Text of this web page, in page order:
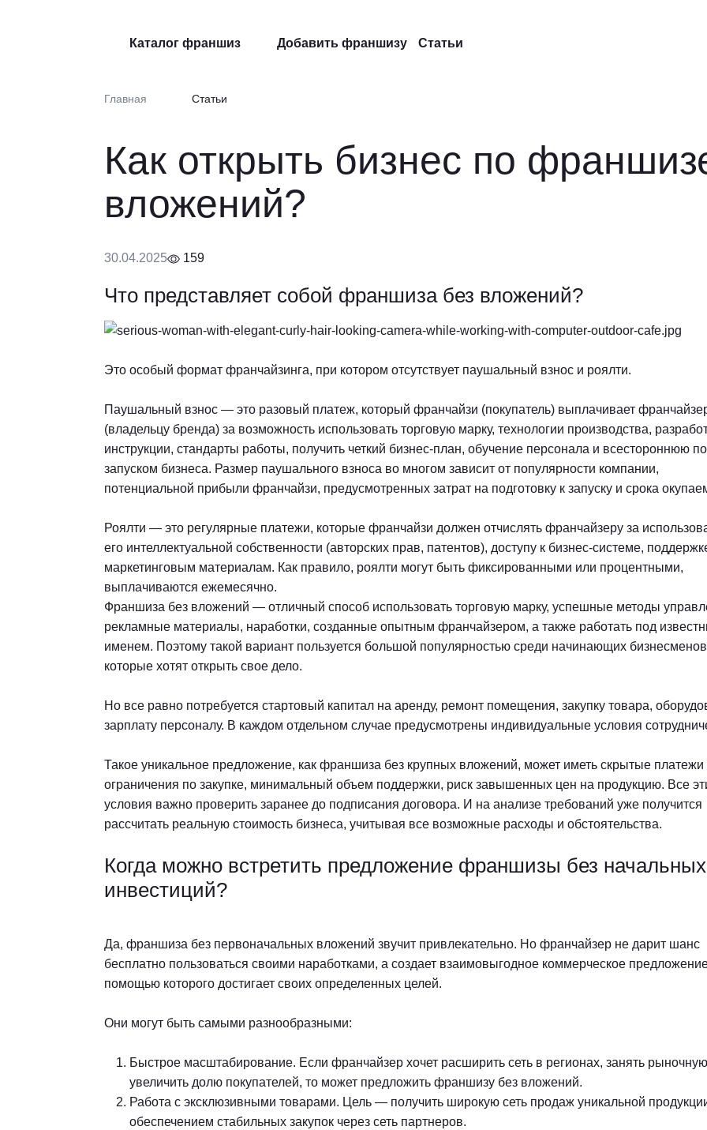
Каталог франшиз Добавить франшизу Статьи
Главная Статьи
Как открыть бизнес по
вложений?
30.04.2025 159
Что представляет собой франшиза без вложений?
Это особый формат франчайзинга, при котором отсутствует паушальный взнос и роялти.
Паушальный взнос — это разовый платеж, который франчайзи (покупатель) выплачивает
(владельцу бренда) за возможность использовать торговую марку, технологии производства,
инструкции, стандарты работы, получить четкий бизнес-план, обучение персонала и всестороннюю
запуском бизнеса. Размер паушального взноса во многом зависит от популярности компании,
потенциальной прибыли франчайзи, предусмотренных затрат на подготовку к запуску и срока
Роялти — это регулярные платежи, которые франчайзи должен отчислять франчайзеру за
его интеллектуальной собственности (авторских прав, патентов), доступу к бизнес-системе,
маркетинговым материалам. Как правило, роялти могут быть фиксированными или процентными,
выплачиваются ежемесячно.
Франшиза без вложений — отличный способ использовать торговую марку, успешные методы
рекламные материалы, наработки, созданные опытным франчайзером, а также работать под
именем. Поэтому такой вариант пользуется большой популярностью среди начинающих
которые хотят открыть свое дело.
Но все равно потребуется стартовый капитал на аренду, ремонт помещения, закупку товара,
зарплату персоналу. В каждом отдельном случае предусмотрены индивидуальные условия
Такое уникальное предложение, как франшиза без крупных вложений, может иметь скрытые платежи
ограничения по закупке, минимальный объем поддержки, риск завышенных цен на продукцию. Все
условия важно проверить заранее до подписания договора. И на анализе требований уже получится
рассчитать реальную стоимость бизнеса, учитывая все возможные расходы и обстоятельства.
Когда можно встретить предложение франшизы без начальных
инвестиций?
Да, франшиза без первоначальных вложений звучит привлекательно. Но франчайзер не дарит шанс
бесплатно пользоваться своими наработками, а создает взаимовыгодное коммерческое
помощью которого достигает своих определенных целей.
Они могут быть самыми разнообразными:
Быстрое масштабирование. Если франчайзер хочет расширить сеть в регионах, занять
увеличить долю покупателей, то может предложить франшизу без вложений.
Работа с эксклюзивными товарами. Цель — получить широкую сеть продаж уникальной
обеспечением стабильных закупок через сеть партнеров.